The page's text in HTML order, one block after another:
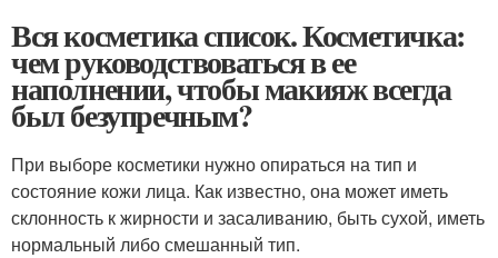
Вся косметика список. Косметичка:
чем руководствоваться в ее
наполнении, чтобы макияж всегда
был безупречным?
При выборе косметики нужно опираться на тип и
состояние кожи лица. Как известно, она может иметь
склонность к жирности и засаливанию, быть сухой, иметь
нормальный либо смешанный тип.